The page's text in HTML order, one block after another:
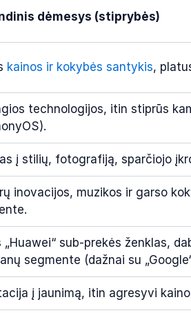
dėmesys (stiprybės)
kainos ir kokybės santykis,
technologijos, itin stiprūs
į stilių, fotografiją, sparčiojo
inovacijos, muzikos ir garso
„Huawei“ sub-prekės ženklas,
segmente (dažnai su
į jaunimą, itin agresyvi